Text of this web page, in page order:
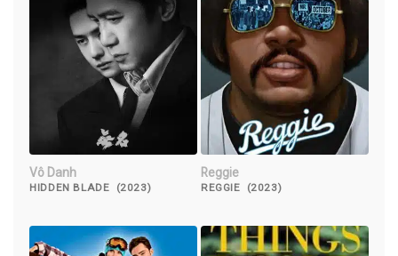
Vô Danh
HIDDEN BLADE (2023)
Reggie
REGGIE (2023)